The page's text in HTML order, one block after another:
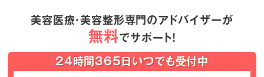
美容医療・美容整形専門のアドバイザーが
無料でサポート！
24時間365日いつでも受付中